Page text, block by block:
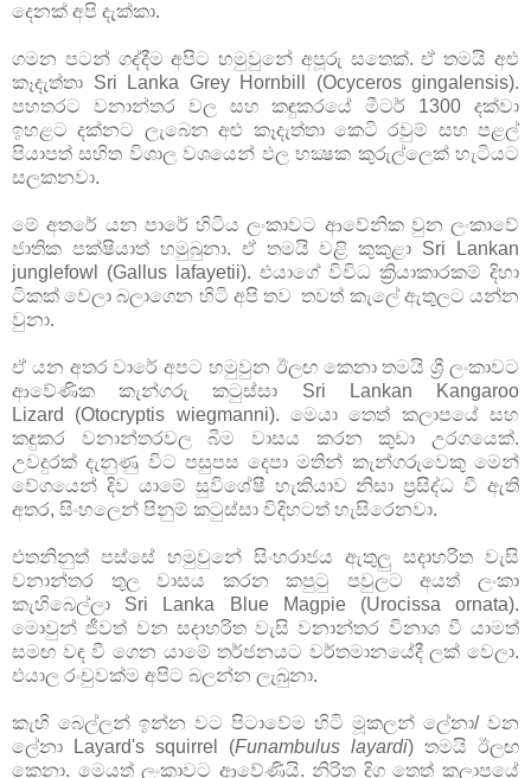
දෙනක් අපි දැක්කා.
ගමන පටන් ගද්දීම අපිට හමුවුනේ අපූරු සතෙක්. ඒ තමයි අළු
කෑදැත්තා Sri Lanka Grey Hornbill (Ocyceros gingalensis).
පහතරට වනාන්තර වල සහ කඳුකරයේ මීටර් 1300 දක්වා
ඉහළට දක්නට ලැබෙන අළු කෑදැත්තා කෙටි රවුම් සහ පළල්
පියාපත් සහිත විශාල වශයෙන් ඵල භක්‍ෂක කුරුල්ලෙක් හැටියට
සලකනවා.
මේ අතරේ යන පාරේ හිටිය ලංකාවට ආවේනික වුන ලංකාවේ
ජාතික පක්ෂියාත් හමුබුනා. ඒ තමයි වළි කුකුළා Sri Lankan
junglefowl (Gallus lafayetii). එයාගේ විවිධ ක්‍රියාකාරකම් දිහා
ටිකක් වෙලා බලාගෙන හිටි අපි තව තවත් කැලේ ඇතුලට යන්න
වුනා.
ඒ යන අතර වාරේ අපට හමුවුන ඊලඟ කෙනා තමයි ශ්‍රී ලංකාවට
ආවේණික කැන්ගරු කටුස්සා Sri Lankan Kangaroo
Lizard (Otocryptis wiegmanni). මෙයා තෙත් කලාපයේ සහ
කඳුකර වනාන්තරවල බිම වාසය කරන කුඩා උරගයෙක්.
උවදුරක් දැනුණු විට පසුපස දෙපා මතින් කැන්ගරුවෙකු මෙන්
වේගයෙන් දිව යාමේ සුවිශේෂී හැකියාව නිසා ප්‍රසිද්ධ වී ඇති
අතර, සිංහලෙන් පිනුම් කටුස්සා විදිහටත් හැසිරෙනවා.
එතනිනුත් පස්සේ හමුවුනේ සිංහරාජය ඇතුලු සදාහරිත වැසි
වනාන්තර තුල වාසය කරන කපුටු පවුලට අයත් ලංකා
කැහිබෙල්ලා Sri Lanka Blue Magpie (Urocissa ornata).
මොවුන් ජීවත් වන සදාහරිත වැසි වනාන්තර විනාශ වී යාමත්
සමඟ වඳ වී ගෙන යාමේ තර්ජනයට වර්තමානයේදී ලක් වෙලා.
එයාල රංචුවක්ම අපිට බලන්න ලැබුනා.
කැහි බෙල්ලන් ඉන්න වට පිටාවේම හිටි මූකලන් ලේනා/ වන
ලේනා Layard's squirrel (Funambulus layardi) තමයි ඊලඟ
කෙනා. මෙයත් ලංකාවට ආවේණියි. නිරිත දිග තෙත් කලාපයේ